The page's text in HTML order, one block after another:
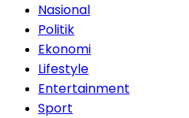
Nasional
Politik
Ekonomi
Lifestyle
Entertainment
Sport